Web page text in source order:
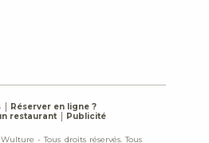
Réserver en ligne ?
restaurant
Publicité
- Tous droits réservés. Tous